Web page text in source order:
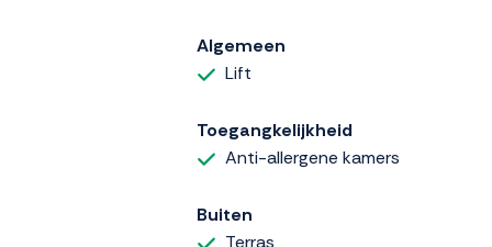
Algemeen
Lift
Toegangkelijkheid
Anti-allergene kamers
Buiten
Terras